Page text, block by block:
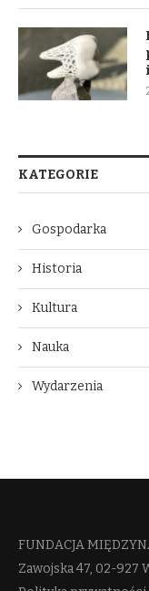
KATEGORIE
Gospodarka
Historia
Kultura
Nauka
Wydarzenia
FUNDACJA
Zawojska 47, 02-927